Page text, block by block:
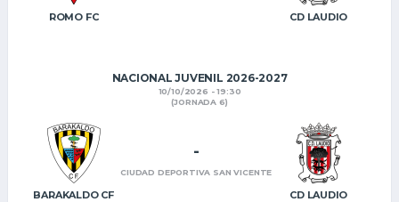
ROMO FC CD LAUDIO
NACIONAL JUVENIL 2026-2027
10/10/2026 - 19:30
(JORNADA 6)
BARAKALDO CF CD LAUDIO
-
CIUDAD DEPORTIVA SAN VICENTE